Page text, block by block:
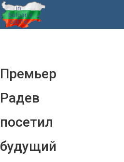
Премьер
Радев
посетил
будущий